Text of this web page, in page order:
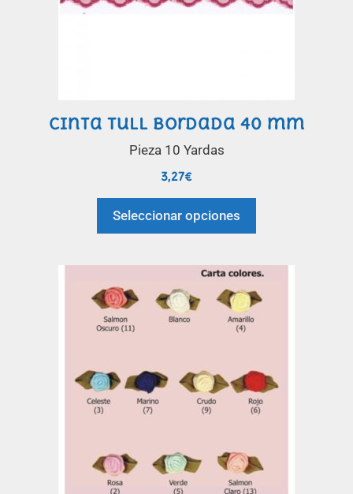
Cinta tull bordada 40 mm
Pieza 10 Yardas
3,27€
Seleccionar opciones